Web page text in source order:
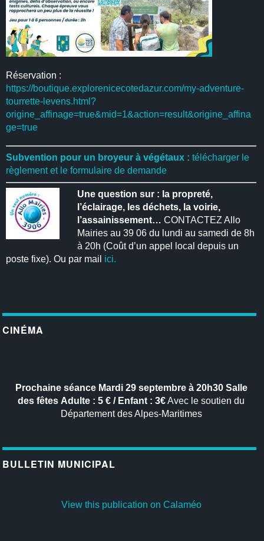
Réservation :
https://boutique.explorenicecotedazur.com/my-adventure-
tourrette-levens.html?
origine_affinage=true&mid=1&action=result&origine_affina
ge=true
Subvention pour un broyeur à végétaux : télécharger le
règlement et le formulaire de demande
Une question sur : la propreté,
l’éclairage, les déchets, la voirie,
l’assainissement… CONTACTEZ Allo
Mairies au 39 06 du lundi au samedi de 8h
à 20h (Coût d’un appel local depuis un
poste fixe). Ou par mail ici.
CINÉMA
Prochaine séanceMardi 29 septembre à 20h30 Salle
des fêtes Adulte : 5 € / Enfant : 3€Avec le soutien du
Département des Alpes-Maritimes
BULLETIN MUNICIPAL
View this publication on Calaméo